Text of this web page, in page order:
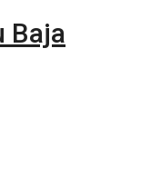
Baja